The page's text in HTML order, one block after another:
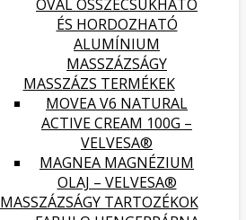
OVAL ÖSSZECSUKHATÓ
ÉS HORDOZHATÓ
ALUMÍNIUM
MASSZÁZSÁGY
MASSZÁZS TERMÉKEK
MOVEA V6 NATURAL
ACTIVE CREAM 100G –
VELVESA®
MAGNEA MAGNÉZIUM
OLAJ – VELVESA®
MASSZÁZSÁGY TARTOZÉKOK